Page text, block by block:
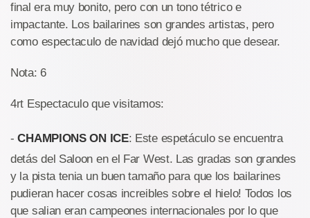
final era muy bonito, pero con un tono tétrico e
impactante. Los bailarines son grandes artistas, pero
como espectaculo de navidad dejó mucho que desear.
Nota: 6
4rt Espectaculo que visitamos:
-CHAMPIONS ON ICE: Este espetáculo se encuentra
detás del Saloon en el Far West. Las gradas son grandes
y la pista tenia un buen tamaño para que los bailarines
pudieran hacer cosas increibles sobre el hielo! Todos los
que salian eran campeones internacionales por lo que